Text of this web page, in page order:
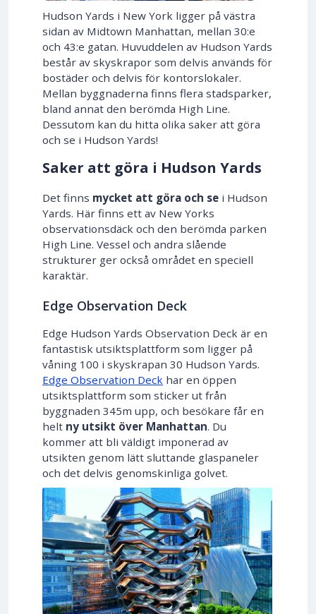
Hudson Yards i New York ligger på västra
sidan av Midtown Manhattan, mellan 30:e
och 43:e gatan. Huvuddelen av Hudson Yards
består av skyskrapor som delvis används för
bostäder och delvis för kontorslokaler.
Mellan byggnaderna finns flera stadsparker,
bland annat den berömda High Line.
Dessutom kan du hitta olika saker att göra
och se i Hudson Yards!
Saker att göra i Hudson Yards
Det finns mycket att göra och se i Hudson
Yards. Här finns ett av New Yorks
observationsdäck och den berömda parken
High Line. Vessel och andra slående
strukturer ger också området en speciell
karaktär.
Edge Observation Deck
Edge Hudson Yards Observation Deck är en
fantastisk utsiktsplattform som ligger på
våning 100 i skyskrapan 30 Hudson Yards.
Edge Observation Deck har en öppen
utsiktsplattform som sticker ut från
byggnaden 345m upp, och besökare får en
helt ny utsikt över Manhattan. Du
kommer att bli väldigt imponerad av
utsikten genom lätt sluttande glaspaneler
och det delvis genomskinliga golvet.